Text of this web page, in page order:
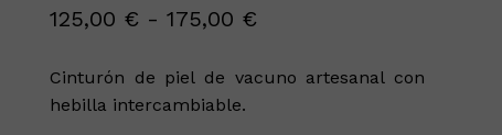
125,00 € - 175,00 €
precios:
Cinturón de piel de vacuno artesanal con
hebilla intercambiable.